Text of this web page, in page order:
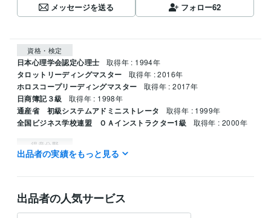
メッセージを送る フォロー62
資格・検定
日本心理学会認定心理士 取得年 : 1994年
タロットリーディングマスター 取得年 : 2016年
ホロスコープリーディングマスター 取得年 : 2017年
日商簿記３級 取得年 : 1998年
通産省 初級システムアドミニストレータ 取得年 : 1999年
全国ビジネス学校連盟 ＯＡインストラクター1級 取得年 : 2000年
得意分野
占い 仕事上の人間関係　企業の本音
出品者の実績をもっと見る
出品者の人気サービス